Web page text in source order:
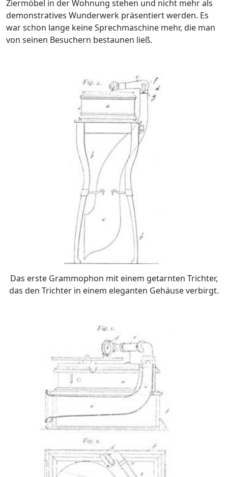
Ziermöbel in der Wohnung stehen und nicht mehr als
demonstratives Wunderwerk präsentiert werden. Es
war schon lange keine Sprechmaschine mehr, die man
von seinen Besuchern bestaunen ließ.
Das erste Grammophon mit einem getarnten Trichter,
das den Trichter in einem eleganten Gehäuse verbirgt.